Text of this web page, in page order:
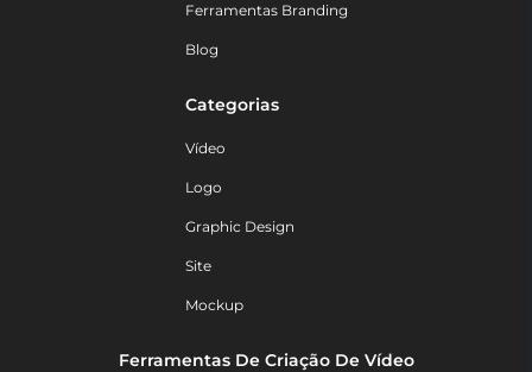
Ferramentas Branding
Blog
Categorias
Vídeo
Logo
Graphic Design
Site
Mockup
Ferramentas De Criação De Vídeo